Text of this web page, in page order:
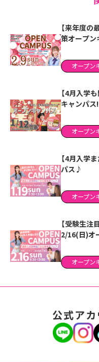
【来年度の
策オープン
オープン
【4月入学
キャンパス!
オープン
【4月入学
パス♪
オープン
【受験生注
2/16(日)オ
オープン
公式ア